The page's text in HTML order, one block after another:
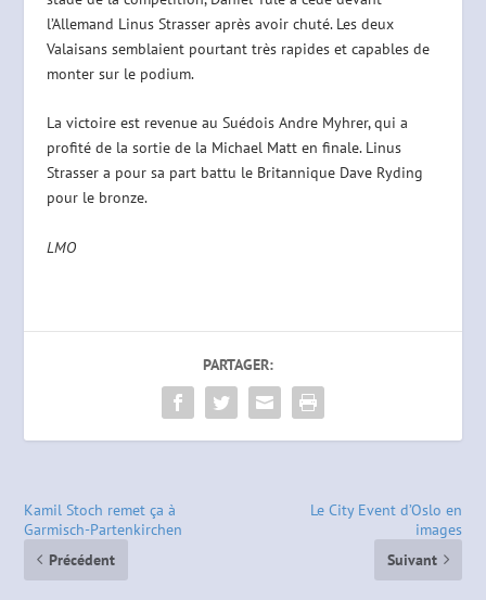
l’Allemand Linus Strasser après avoir chuté. Les deux
Valaisans semblaient pourtant très rapides et capables de
monter sur le podium.
La victoire est revenue au Suédois Andre Myhrer, qui a
profité de la sortie de la Michael Matt en finale. Linus
Strasser a pour sa part battu le Britannique Dave Ryding
pour le bronze.
LMO
PARTAGER:
Kamil Stoch remet ça à
Garmisch-Partenkirchen
Précédent
Le City Event d’Oslo en
images
Suivant